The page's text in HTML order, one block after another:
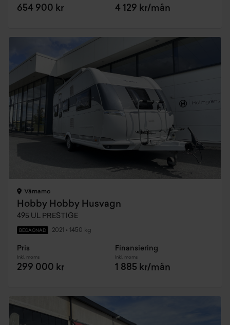
654 900 kr 4 129 kr/mån
Värnamo
Hobby Hobby Husvagn
495 UL PRESTIGE
BEGAGNAD 2021 • 1450 kg
Pris
Inkl. moms
299 000 kr
Finansiering
Inkl. moms
1 885 kr/mån